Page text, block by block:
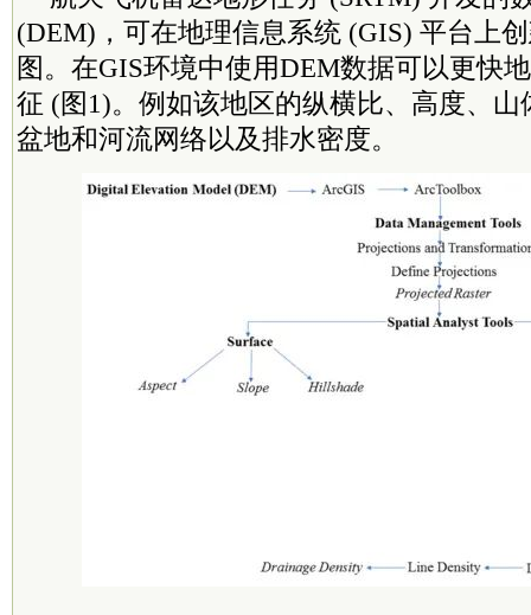
(DEM)，可在地理信息系统 (GIS) 平台上
图 。在GIS环境中使用DEM数据可以更快
征 (图1)。例如该地区的纵横比、高度、
盆地和河流网络以及排水密度。